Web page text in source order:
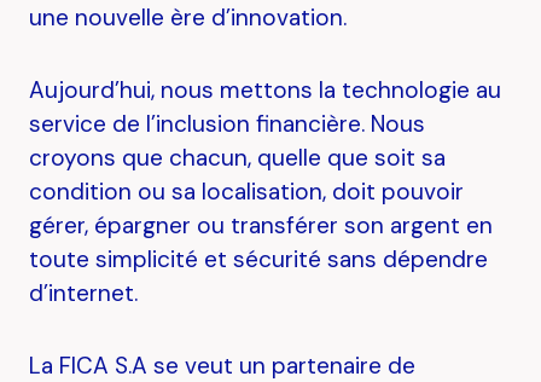
une nouvelle ère d’innovation.
Aujourd’hui, nous mettons la technologie au
service de l’inclusion financière. Nous
croyons que chacun, quelle que soit sa
condition ou sa localisation, doit pouvoir
gérer, épargner ou transférer son argent en
toute simplicité et sécurité sans dépendre
d’internet.
La FICA S.A se veut un partenaire de